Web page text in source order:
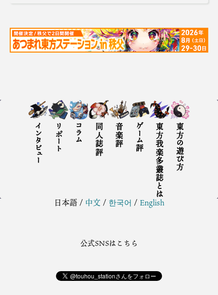
インタビュー リポート コラム 同人誌評 音楽評 ゲーム評 東方我楽多叢誌とは 東方の遊び方
日本語/ 中文 / 한국어 / English
公式SNSはこちら